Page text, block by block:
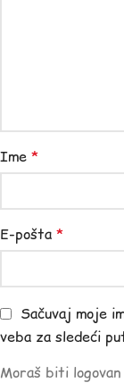
Ime *
E-pošta *
Sačuvaj moje
veba za sledeći
Moraš biti